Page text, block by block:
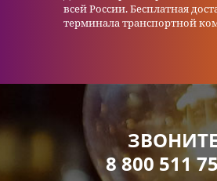
всей России. Бесплатная
терминала транспортной
8 800 511